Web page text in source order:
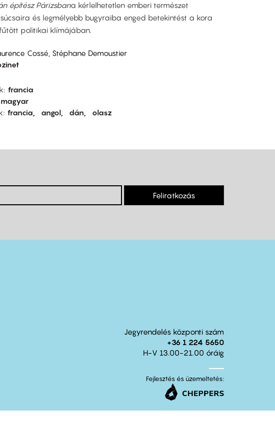
építész Párizsbana kérlelhetetlen emberi természet
és legmélyebb bugyraiba enged betekintést a kora
politikai klímájában.
Cossé, Stéphane Demoustier
francia
magyar
francia angol dán olasz
Feliratkozás
Jegyrendelés központi szám
+36 1 224 5650
H-V 13.00-21.00 óráig
Fejlesztés és üzemeltetés: